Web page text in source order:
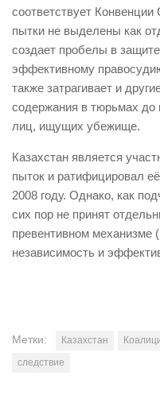
соответствует
пытки не выделены как
создает пробелы в
эффективному
также затрагивает и
содержания в тюрьмах
лиц, ищущих убежище.
Казахстан является
пыток и ратифицировал
2008 году. Однако, как
сих пор не принят
превентивном
независимость и
Метки: Казахстан
следствие